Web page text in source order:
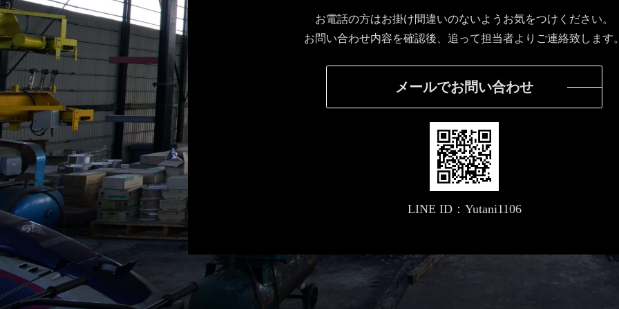
お電話の方はお掛け間違いのないようお気をつけください。
お問い合わせ内容を確認後、追って担当者よりご連絡致します
メールでお問い合わせ
LINE ID：Yutani1106